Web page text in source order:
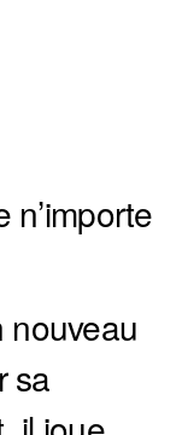
n’importe
nouveau
sa